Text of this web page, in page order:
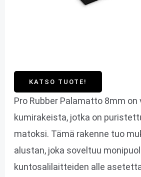
KATSO TUOTE!
Pro Rubber Palamatto 8mm
kumirakeista, jotka on
matoksi. Tämä rakenne tuo
alustan, joka soveltuu
kuntosalilaitteiden alle